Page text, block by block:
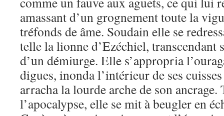
amassant d’un grognement toute la
tréfonds de âme. Soudain elle se
telle la lionne d’Ezéchiel, transcendant
d’un démiurge. Elle s’appropria
digues, inonda l’intérieur de ses
arracha la lourde arche de son ancrage.
l’apocalypse, elle se mit à beugler en